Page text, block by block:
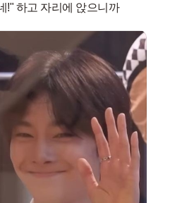
게 근데 전 또 그걸 "네!" 하고 자리에 앉으니까